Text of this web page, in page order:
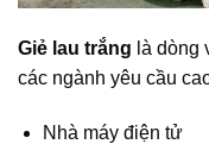
Giẻ lau trắng là dòng
các ngành yêu cầu
Nhà máy điện tử